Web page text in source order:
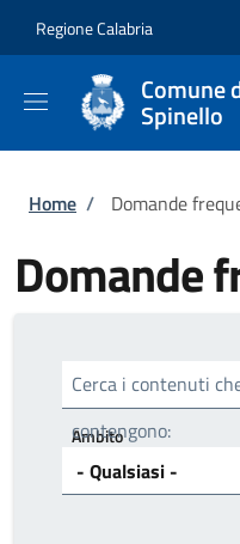
Regione Calabria
Comune
Spinello
Briciole di
Home / Domande
Domande
Cerca i contenuti
contengono:
Ambito